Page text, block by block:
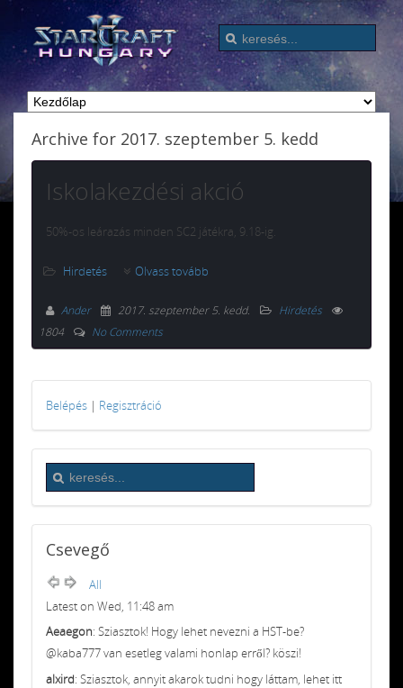
Archive for 2017. szeptember 5. kedd
Iskolakezdési akció
50%-os leárazás minden SC2 játékra, 9.18-ig.
Hirdetés Olvass tovább
Ander 2017. szeptember 5. kedd.
Hirdetés
1804
No Comments
Belépés | Regisztráció
Csevegő
All
Latest on Wed, 11:48 am
Aeaegon: Sziasztok! Hogy lehet nevezni a HST-be?
@kaba777 van esetleg valami honlap erről? köszi!
alxird: Sziasztok, annyit akarok tudni hogy láttam, lehet itt